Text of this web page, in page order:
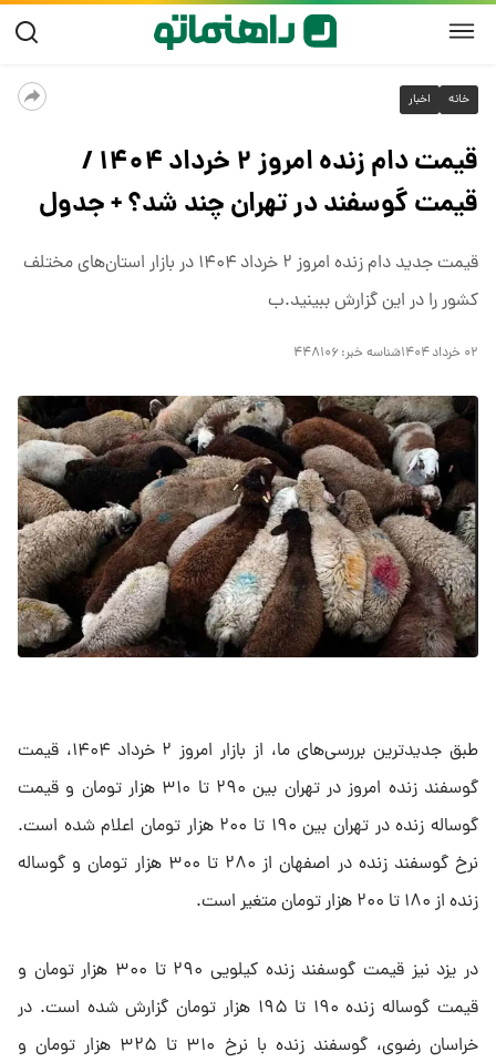
خانه اخبار
قیمت دام زنده امروز ۲ خرداد ۱۴۰۴ /
قیمت گوسفند در تهران چند شد؟ + جدول
قیمت جدید دام زنده امروز ۲ خرداد ۱۴۰۴ در بازار استان‌های مختلف
کشور را در این گزارش ببینید.ب
۰۲ خرداد ۱۴۰۴ شناسه خبر: ۴۴۸۱۰۶
طبق جدیدترین بررسی‌های ما، از بازار امروز ۲ خرداد ۱۴۰۴، قیمت
گوسفند زنده امروز در تهران بین ۲۹۰ تا ۳۱۰ هزار تومان و قیمت
گوساله زنده در تهران بین ۱۹۰ تا ۲۰۰ هزار تومان اعلام شده است.
نرخ گوسفند زنده در اصفهان از ۲۸۰ تا ۳۰۰ هزار تومان و گوساله
زنده از ۱۸۰ تا ۲۰۰ هزار تومان متغیر است.
در یزد نیز قیمت گوسفند زنده کیلویی ۲۹۰ تا ۳۰۰ هزار تومان و
قیمت گوساله زنده ۱۹۰ تا ۱۹۵ هزار تومان گزارش شده است. در
خراسان رضوی، گوسفند زنده با نرخ ۳۱۰ تا ۳۲۵ هزار تومان و